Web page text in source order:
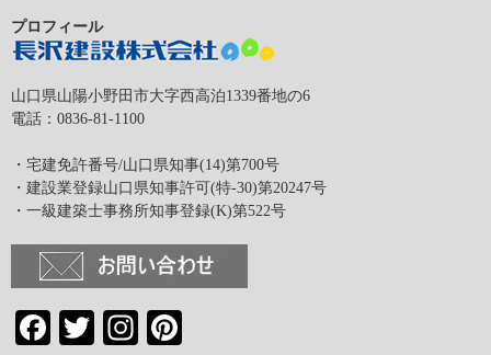
プロフィール
山口県山陽小野田市大字西高泊1339番地の6
電話：0836-81-1100
・宅建免許番号/山口県知事(14)第700号
・建設業登録山口県知事許可(特-30)第20247号
・一級建築士事務所知事登録(K)第522号
FacebookTwitter Instagram